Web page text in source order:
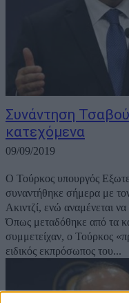
Συνάντηση
κατεχόμενα
09/09/2019
Ο Τούρκος υπουργός
συναντήθηκε σήμερα με
Ακιντζί, ενώ αναμένεται
Όπως μεταδόθηκε από τα
συμμετείχαν, ο Τούρκος
ειδικός εκπρόσωπος του...